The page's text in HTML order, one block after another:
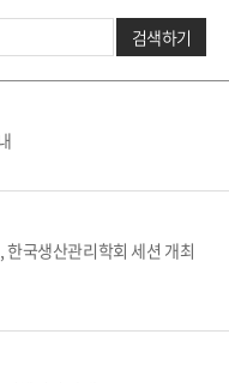
검색하기
국생산관리학회 세션 개최